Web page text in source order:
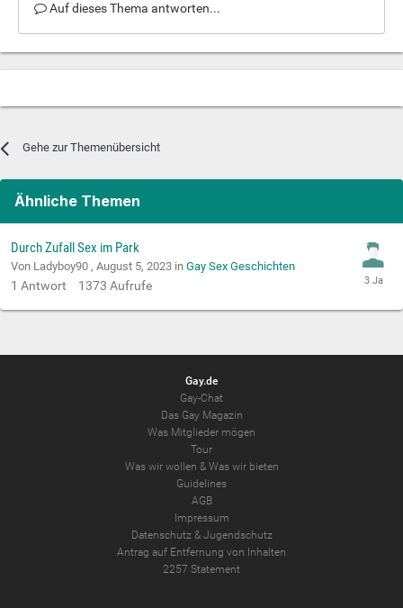
Auf dieses Thema antworten...
Gehe zur Themenübersicht
Ähnliche Themen
Durch Zufall Sex im Park
Von Ladyboy90 , August 5, 2023 in Gay Sex Geschichten
1 Antwort 1373 Aufrufe
Gay.de
Gay-Chat
Das Gay Magazin
Was Mitglieder mögen
Tour
Was wir wollen & Was wir bieten
Guidelines
AGB
Impressum
Datenschutz& Jugendschutz
Antrag auf Entfernung von Inhalten
2257 Statement